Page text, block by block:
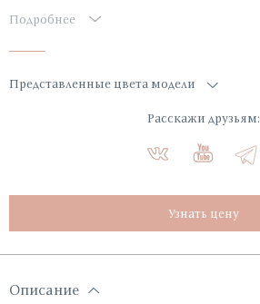
Подробнее
Представленные цвета модели
Расскажи друзьям:
Узнать цену
Описание